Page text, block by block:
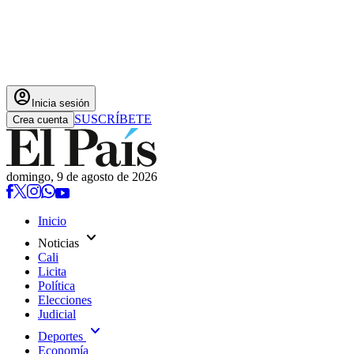
account_circle Inicia sesión
Crea cuenta SUSCRÍBETE
domingo, 9 de agosto de 2026
Inicio
Noticias expand_more
Cali
Licita
Política
Elecciones
Judicial
Deportes expand_more
Economía